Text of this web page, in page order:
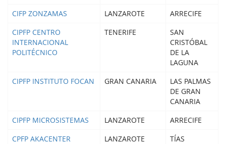
CIFP ZONZAMAS
LANZAROTE
ARRECIFE
CIPFP CENTRO
INTERNACIONAL
POLITÉCNICO
TENERIFE
SAN
CRISTÓBAL
DE LA
LAGUNA
CIPFP INSTITUTO FOCAN
GRAN CANARIA
LAS PALMAS
DE GRAN
CANARIA
CIPFP MICROSISTEMAS
LANZAROTE
ARRECIFE
CPFP AKACENTER
LANZAROTE
TÍAS